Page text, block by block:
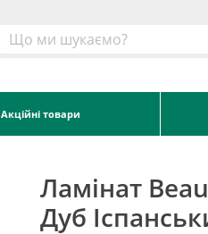
Акційні товари
Ламінат
Дуб